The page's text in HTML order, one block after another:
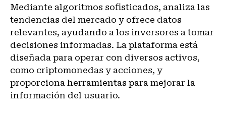
Mediante algoritmos sofisticados, analiza las
tendencias del mercado y ofrece datos
relevantes, ayudando a los inversores a tomar
decisiones informadas. La plataforma está
diseñada para operar con diversos activos,
como criptomonedas y acciones, y
proporciona herramientas para mejorar la
información del usuario.